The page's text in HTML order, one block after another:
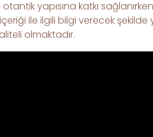
yapısına katkı
ile ilgili bilgi verecek şekilde
olmaktadır.